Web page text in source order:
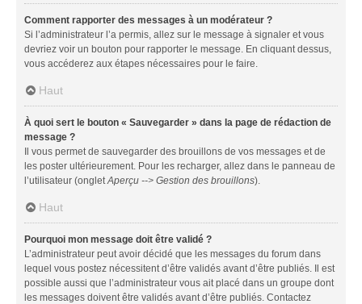
Comment rapporter des messages à un modérateur ?
Si l’administrateur l’a permis, allez sur le message à signaler et vous
devriez voir un bouton pour rapporter le message. En cliquant dessus,
vous accéderez aux étapes nécessaires pour le faire.
Haut
À quoi sert le bouton « Sauvegarder » dans la page de rédaction de
message ?
Il vous permet de sauvegarder des brouillons de vos messages et de
les poster ultérieurement. Pour les recharger, allez dans le panneau de
l’utilisateur (ongletAperçu --> Gestion des brouillons).
Haut
Pourquoi mon message doit être validé ?
L’administrateur peut avoir décidé que les messages du forum dans
lequel vous postez nécessitent d’être validés avant d’être publiés. Il est
possible aussi que l’administrateur vous ait placé dans un groupe dont
les messages doivent être validés avant d’être publiés. Contactez